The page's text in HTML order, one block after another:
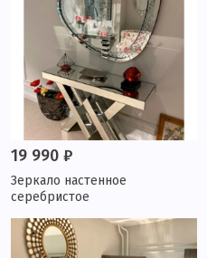
19 990 ₽
Зеркало настенное
серебристое